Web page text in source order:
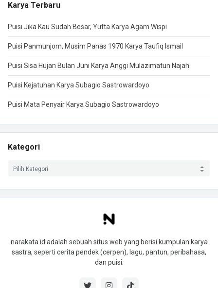
Karya Terbaru
Puisi Jika Kau Sudah Besar, Yutta Karya Agam Wispi
Puisi Panmunjom, Musim Panas 1970 Karya Taufiq Ismail
Puisi Sisa Hujan Bulan Juni Karya Anggi Mulazimatun Najah
Puisi Kejatuhan Karya Subagio Sastrowardoyo
Puisi Mata Penyair Karya Subagio Sastrowardoyo
Kategori
narakata.id adalah sebuah situs web yang berisi kumpulan karya
sastra, seperti cerita pendek (cerpen), lagu, pantun, peribahasa,
dan puisi.